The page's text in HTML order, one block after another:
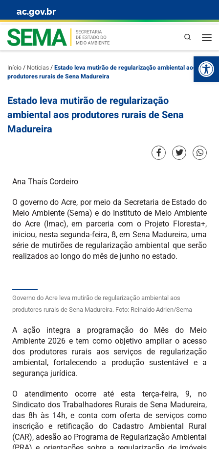
Skip to content
ac.gov.br
Pesquisa
Início/ Notícias/Estado leva mutirão de regularização ambiental aos
produtores rurais de Sena Madureira
Estado leva mutirão de regularização
ambiental aos produtores rurais de Sena
Madureira
Ana Thaís Cordeiro
O governo do Acre, por meio da Secretaria de Estado do
Meio Ambiente (Sema) e do Instituto de Meio Ambiente
do Acre (Imac), em parceria com o Projeto Floresta+,
iniciou, nesta segunda-feira, 8, em Sena Madureira, uma
série de mutirões de regularização ambiental que serão
realizados ao longo do mês de junho no estado.
Governo do Acre leva mutirão de regularização ambiental aos
produtores rurais de Sena Madureira. Foto: Reinaldo Adrien/Sema
A ação integra a programação do Mês do Meio
Ambiente 2026 e tem como objetivo ampliar o acesso
dos produtores rurais aos serviços de regularização
ambiental, fortalecendo a produção sustentável e a
segurança jurídica.
O atendimento ocorre até esta terça-feira, 9, no
Sindicato dos Trabalhadores Rurais de Sena Madureira,
das 8h às 14h, e conta com oferta de serviços como
inscrição e retificação do Cadastro Ambiental Rural
(CAR), adesão ao Programa de Regularização Ambiental